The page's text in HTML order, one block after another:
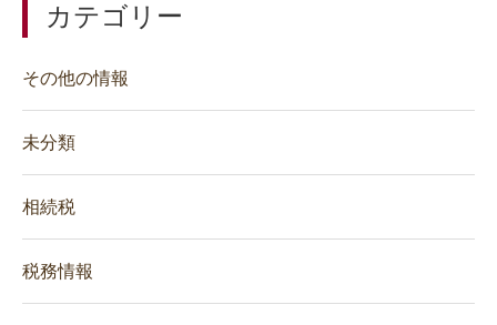
カテゴリー
その他の情報
未分類
相続税
税務情報